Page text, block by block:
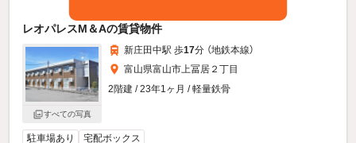
レオパレスM＆Aの賃貸物件
すべての写真
新庄田中駅 歩17分 （地鉄本線）
富山県富山市上冨居２丁目
2階建 / 23年1ヶ月 / 軽量鉄骨
駐車場あり 宅配ボックス